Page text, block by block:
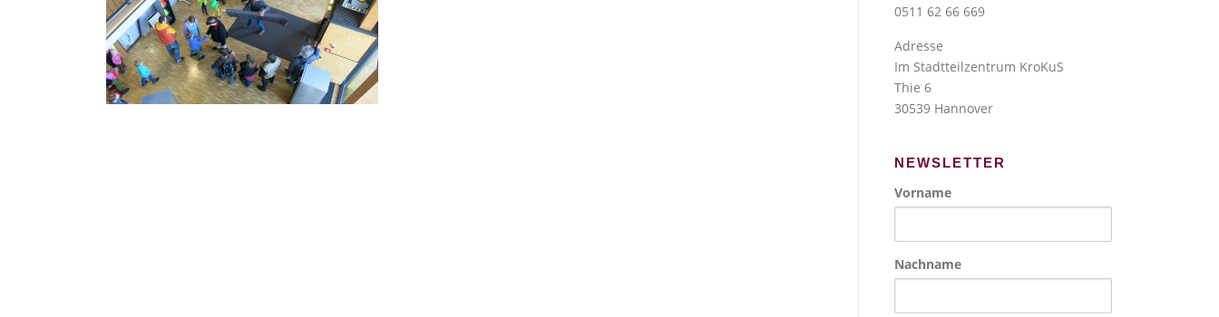
0511 62 66 669
Adresse
Im Stadtteilzentrum KroKuS
Thie 6
30539 Hannover
NEWSLETTER
Vorname
Nachname